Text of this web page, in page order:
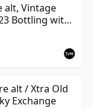
alt, Vintage
Bottling with
alt / Xtra Old
Exchange